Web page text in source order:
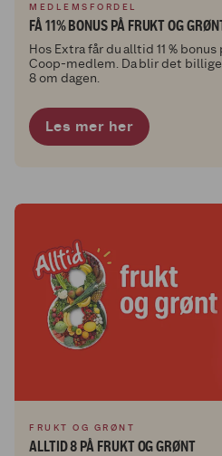
MEDLEMSFORDEL
FÅ 11% BONUS PÅ FRUKT OG
Hos Extra får du alltid 11 %
Coop-medlem. Da blir det
8 om dagen.
Les mer her
FRUKT OG GRØNT
ALLTID 8 PÅ FRUKT OG GRØNT